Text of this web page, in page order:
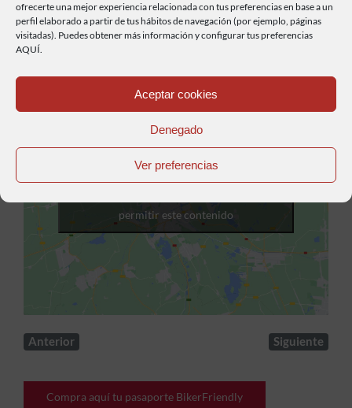
ofrecerte una mejor experiencia relacionada con tus preferencias en base a un
perfil elaborado a partir de tus hábitos de navegación (por ejemplo, páginas
visitadas). Puedes obtener más información y configurar tus preferencias
AQUÍ.
Aceptar cookies
Denegado
Ver preferencias
permitir este contenido
Anterior Siguiente
Compra aquí tu pasaporte BikerFriendly